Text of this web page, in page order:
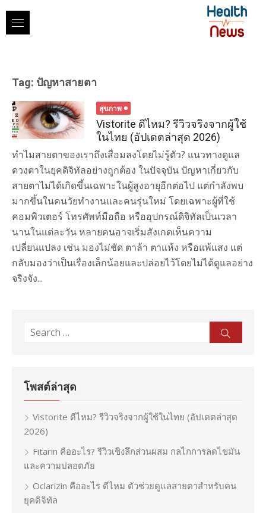
content
Tag: ปัญหาสายตา
สุขภาพ
Vistorite ดีไหม? รีวิวจริงจากผู้ใช้
ในไทย (อัปเดตล่าสุด 2026)
ทำไมสายตาของเราถึงเสื่อมลงโดยไม่รู้ตัว? แนวทางดูแล
ดวงตาในยุคดิจิทัลอย่างถูกต้อง ในปัจจุบัน ปัญหาเกี่ยวกับ
สายตาไม่ได้เกิดขึ้นเฉพาะในผู้สูงอายุอีกต่อไป แต่กำลังพบ
มากขึ้นในคนวัยทำงานและคนรุ่นใหม่ โดยเฉพาะผู้ที่ใช้
คอมพิวเตอร์ โทรศัพท์มือถือ หรืออุปกรณ์ดิจิทัลเป็นเวลา
นานในแต่ละวัน หลายคนอาจเริ่มสังเกตเห็นความ
เปลี่ยนแปลง เช่น มองไม่ชัด ตาล้า ตาแห้ง หรือแพ้แสง แต่
กลับมองว่าเป็นเรื่องเล็กน้อยและปล่อยไว้โดยไม่ได้ดูแลอย่าง
จริงจัง...
Search
โพสต์ล่าสุด
Vistorite ดีไหม? รีวิวจริงจากผู้ใช้ในไทย (อัปเดตล่าสุด
2026)
Fitarin คืออะไร? รีวิวเชิงลึกส่วนผสม กลไกการลดไขมัน
และความปลอดภัย
Oclarizin คืออะไร ดีไหม ตัวช่วยดูแลสายตาสำหรับคน
ยุคดิจิทัล